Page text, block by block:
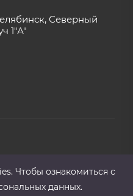
Северный
1"А"
Чтобы ознакомиться с
данных.